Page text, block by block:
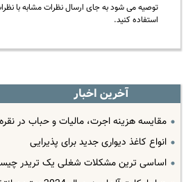
توصیه می شود به جای ارسال نظرات مشابه با
استفاده کنید.
آخرین اخبار
مقایسه هزینه اجرت، مالیات و حباب در
انواع کاغذ دیواری جدید برای پذیرایی
اساسی ترین مشکلات شغلی یک تریدر